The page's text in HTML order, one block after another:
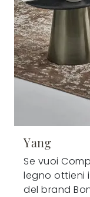
Yang
Se vuoi
legno ottieni
del brand